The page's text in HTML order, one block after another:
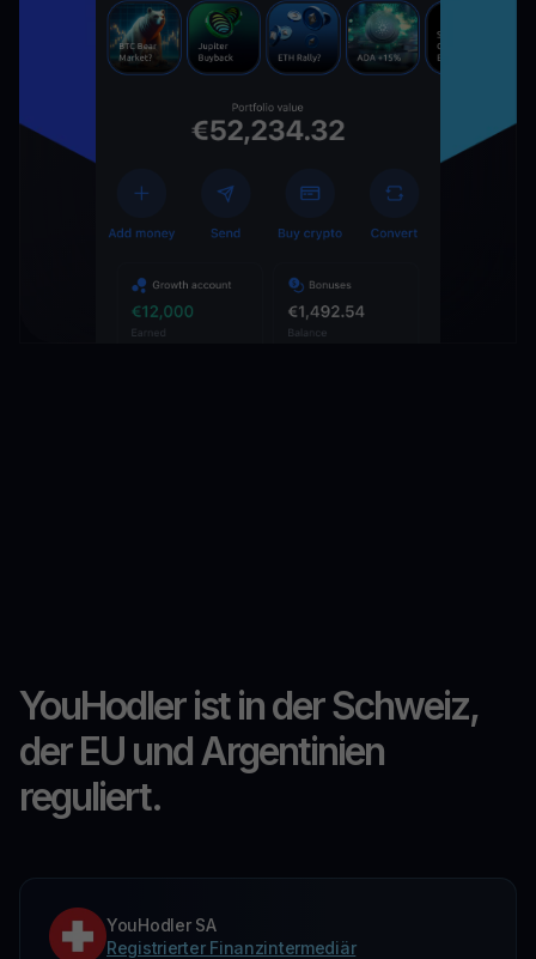
YouHodler ist in der Schweiz,
der EU und Argentinien
reguliert.
YouHodler SA
Registrierter Finanzintermediär